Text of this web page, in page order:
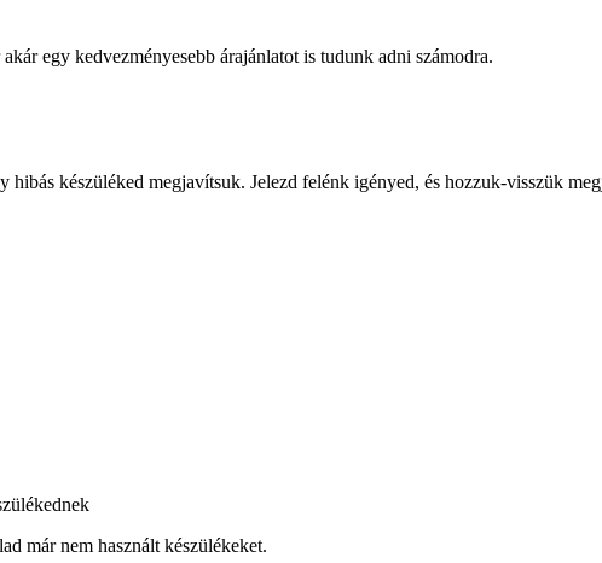
egy kedvezményesebb árajánlatot is tudunk adni számodra.
készüléked megjavítsuk. Jelezd felénk igényed, és hozzuk-visszük
már nem használt készülékeket.